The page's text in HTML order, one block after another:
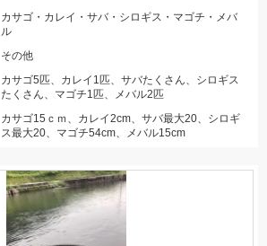
カサゴ・カレイ・サバ・シロギス・マゴチ・メバ
ル
その他
カサゴ5匹、カレイ1匹、サバたくさん、シロギス
たくさん、マゴチ1匹、メバル2匹
カサゴ15ｃｍ、カレイ2cm、サバ最大20、シロギ
ス最大20、マゴチ54cm、メバル15cm